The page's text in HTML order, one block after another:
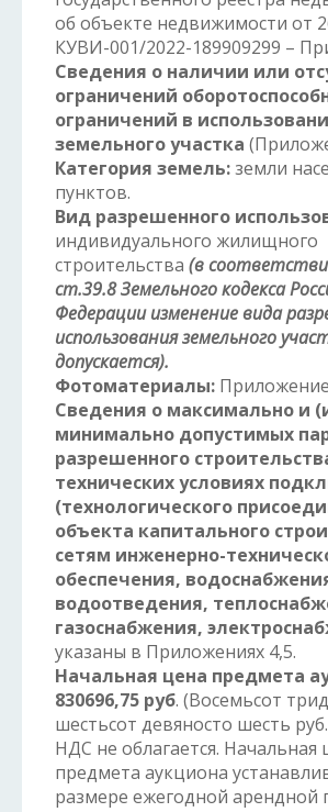
об объекте недвижимости от
КУВИ-001/2022-189909299 –
Сведения о наличии или
ограничений
ограничений в
земельного участка
Категория земель:земли
пунктов.
Вид разрешенного
индивидуального жилищного
строительства (в
ст.39.8 Земельного кодекса
Федерации изменение вида
использования земельного
допускается).
Фотоматериалы:
Сведения о максимально и
минимально допустимых
разрешенного
технических условиях
(технологического
объекта капитального
сетям инженерно-
обеспечения,
водоотведения,
газоснабжения,
указаны в Приложениях 4,5.
Начальная цена предмета
830696,75 руб. (Восемьсот
шестьсот девяносто шесть
НДС не облагается. Начальная
предмета аукциона
размере ежегодной арендной